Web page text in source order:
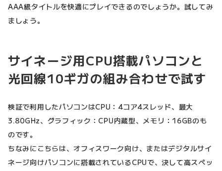
AAA級タイトルを快適にプレイできるのでしょうか。試してみ
ましょう。
サイネージ用CPU搭載パソコンと
光回線10ギガの組み合わせで試す
検証で利用したパソコンはCPU：4コア4スレッド、最大
3.80GHz、グラフィック：CPU内蔵型、メモリ：16GBのも
のです。
ちなみにこちらは、オフィスワーク向け、またはデジタルサイ
ネージ向けパソコンに搭載されているCPUで、決して高スペッ